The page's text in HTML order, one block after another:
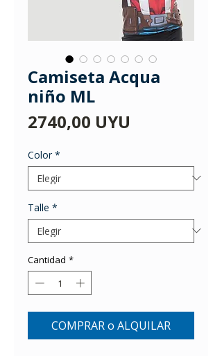
Camiseta Acqua
niño ML
2740,00 UYU
Color *
Talle *
Cantidad *
COMPRAR o ALQUILAR